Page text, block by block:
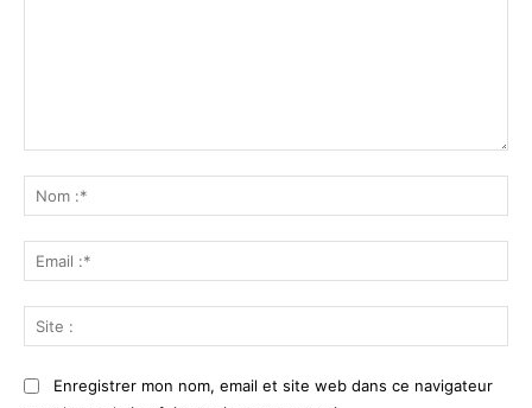
:*
:*
:
Enregistrer mon nom, email et site web dans ce navigateur